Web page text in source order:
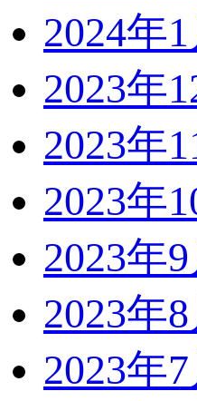
2024年1
2023年
2023年
2023年
2023年9
2023年8
2023年7